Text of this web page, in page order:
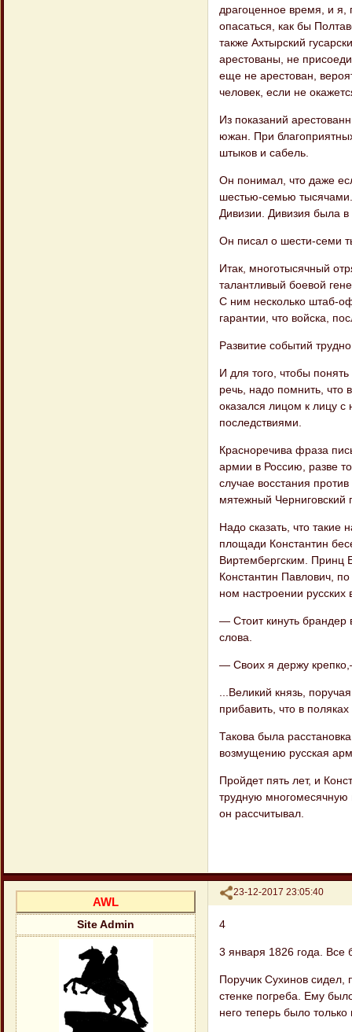
драгоценное время, и
опасаться, как бы
также Ахтырский
арестованы, не
еще не арестован,
человек, если не
Из показаний
южан. При
штыков и сабель.
Он понимал, что даже
шестью-семью
Дивизии. Дивизия была в
Он писал о шести-семи
Итак, многотысячный
талантливый боевой
С ним несколько штаб-
гарантии, что войска,
Развитие событий
И для того, чтобы
речь, надо помнить, что
оказался лицом к лицу
последствиями.
Красноречива фраза
армии в Рос​сию, разве
случае восстания
мятежный Черниговский
Надо сказать, что такие
пло​щади Константин
Виртембергским. Принц
Константин Павлович,
ном настроении русских
— Стоит кинуть
слова.
— Своих я держу
...Великий князь,
прибавить, что в
Такова была
возмущению русская
Пройдет пять лет, и
трудную мно​гомесячную
он рассчитывал.
Поделиться
23-12-2017 23:05:40
AWL
Site Admin 4
3 января 1826 года. Все
Поручик Сухинов сидел,
стенке погреба. Ему
него теперь было